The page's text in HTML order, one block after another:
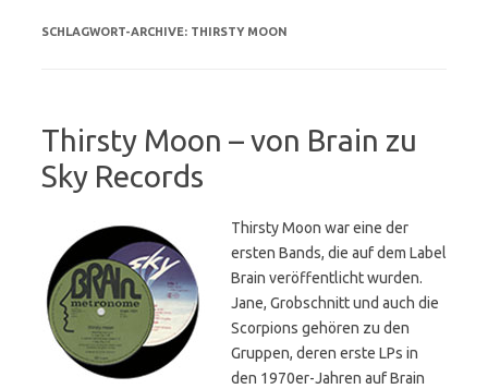
SCHLAGWORT-ARCHIVE: THIRSTY MOON
Thirsty Moon – von Brain zu
Sky Records
Thirsty Moon war eine der
ersten Bands, die auf dem Label
Brain veröffentlicht wurden.
Jane, Grobschnitt und auch die
Scorpions gehören zu den
Gruppen, deren erste LPs in
den 1970er-Jahren auf Brain